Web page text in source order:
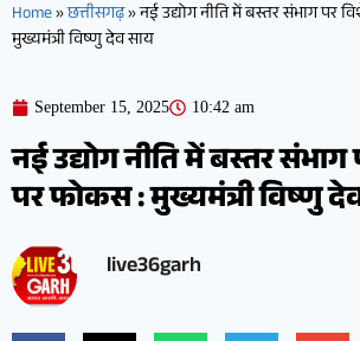
Home»छत्तीसगढ़»नई उद्योग नीति में बस्तर संभाग पर
मुख्यमंत्री विष्णु देव साय
September 15, 2025 10:42 am
नई उद्योग नीति में बस्तर
पर फोकस : मुख्यमंत्री विष्णु
live36garh